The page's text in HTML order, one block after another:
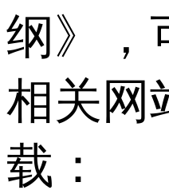
纲》，
相关网
载：